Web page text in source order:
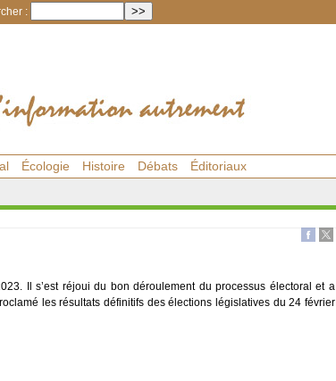
:
Écologie Histoire Débats Éditoriaux
Il s’est réjoui du bon déroulement du processus électoral et a
les résultats définitifs des élections législatives du 24 février